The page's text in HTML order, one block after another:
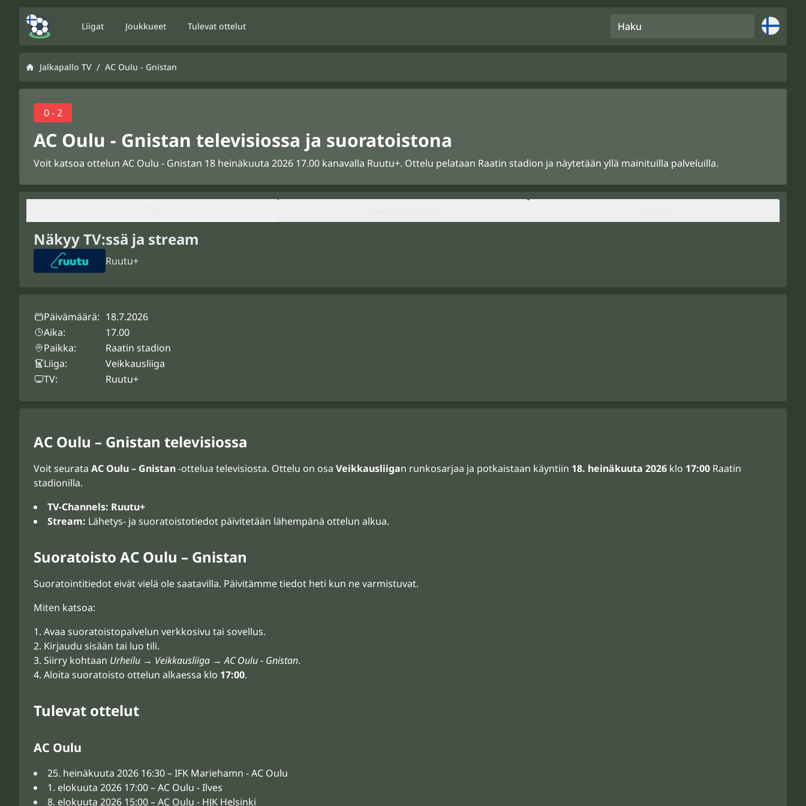
Liigat Joukkueet Tulevat ottelut Haku
Jalkapallo TV / AC Oulu - Gnistan
0 - 2
AC Oulu - Gnistan televisiossa ja suoratoistona
Voit katsoa ottelun AC Oulu - Gnistan 18 heinäkuuta 2026 17.00 kanavalla Ruutu+. Ottelu pelataan Raatin stadion ja näytetään yllä mainituilla palveluilla.
Näkyy TV:ssä ja stream
Ruutu+
Päivämäärä: 18.7.2026
Aika:
17.00
Paikka:
Raatin stadion
Liiga:
Veikkausliiga
TV:
Ruutu+
AC Oulu – Gnistan televisiossa
Voit seurata AC Oulu – Gnistan-ottelua televisiosta. Ottelu on osa Veikkausliigan runkosarjaa ja potkaistaan käyntiin 18. heinäkuuta 2026 klo 17:00 Raatin
stadionilla.
TV-Channels: Ruutu+
Stream: Lähetys- ja suoratoistotiedot päivitetään lähempänä ottelun alkua.
Suoratoisto AC Oulu – Gnistan
Suoratointitiedot eivät vielä ole saatavilla. Päivitämme tiedot heti kun ne varmistuvat.
Miten katsoa:
Avaa suoratoistopalvelun verkkosivu tai sovellus.
Kirjaudu sisään tai luo tili.
Siirry kohtaan Urheilu → Veikkausliiga → AC Oulu - Gnistan.
Aloita suoratoisto ottelun alkaessa klo 17:00.
Tulevat ottelut
AC Oulu
25. heinäkuuta 2026 16:30 – IFK Mariehamn - AC Oulu
1. elokuuta 2026 17:00 – AC Oulu - Ilves
8. elokuuta 2026 15:00 – AC Oulu - HJK Helsinki